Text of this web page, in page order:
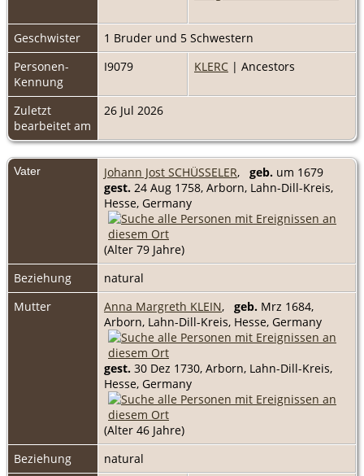
Geschwister
1 Bruder und 5 Schwestern
Personen-
Kennung
I9079 KLERC | Ancestors
Zuletzt
bearbeitet am
26 Jul 2026
Vater Johann Jost SCHÜSSELER, geb. um 1679
gest. 24 Aug 1758, Arborn, Lahn-Dill-Kreis,
Hesse, Germany
(Alter 79 Jahre)
Beziehung
natural
Mutter
Anna Margreth KLEIN, geb. Mrz 1684,
Arborn, Lahn-Dill-Kreis, Hesse, Germany
gest. 30 Dez 1730, Arborn, Lahn-Dill-Kreis,
Hesse, Germany
(Alter 46 Jahre)
Beziehung
natural